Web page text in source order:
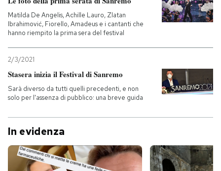
CALENDARIO
AREA PERSONALE
Entra
Matilda De Angelis, Achille Lauro, Zlatan
Ibrahimović, Fiorello, Amadeus e i cantanti che
hanno riempito la prima sera del festival
2/3/2021
Stasera inizia il Festival di Sanremo
Sarà diverso da tutti quelli precedenti, e non
solo per l'assenza di pubblico: una breve guida
In evidenza